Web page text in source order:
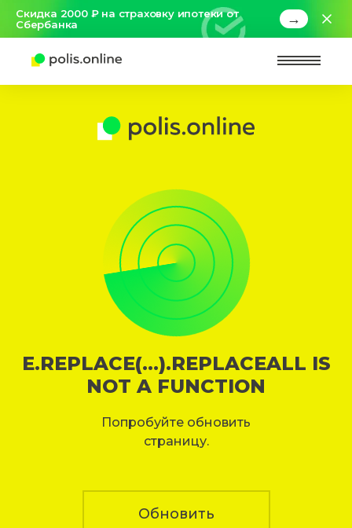
Скидка 2000 ₽ на страховку ипотеки от
Сбербанка
→
E.REPLACE(...).REPLACEALL IS
NOT A FUNCTION
Попробуйте обновить
страницу.
Обновить